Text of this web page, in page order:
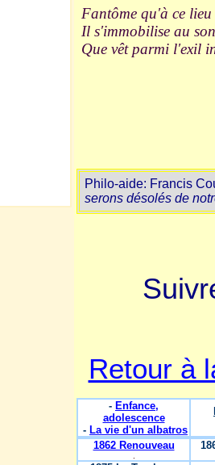
Fantôme qu'à ce
Il s'immobilise au
Que vêt parmi l'exil
Philo-aide: Francis
serons désolés de
Retour à
- Enfance,
adolescence
- La vie d'un albatros
1862 Renouveau